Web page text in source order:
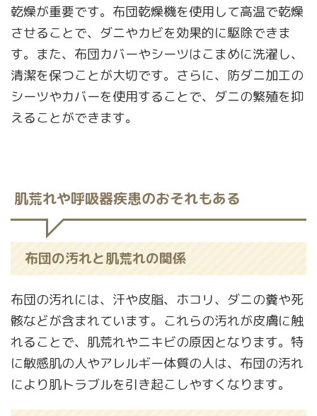
乾燥が重要です。布団乾燥機を使用して高温で乾燥
させることで、ダニやカビを効果的に駆除できま
す。また、布団カバーやシーツはこまめに洗濯し、
清潔を保つことが大切です。さらに、防ダニ加工の
シーツやカバーを使用することで、ダニの繁殖を抑
えることができます。
肌荒れや呼吸器疾患のおそれもある
布団の汚れと肌荒れの関係
布団の汚れには、汗や皮脂、ホコリ、ダニの糞や死
骸などが含まれています。これらの汚れが皮膚に触
れることで、肌荒れやニキビの原因となります。特
に敏感肌の人やアレルギー体質の人は、布団の汚れ
により肌トラブルを引き起こしやすくなります。